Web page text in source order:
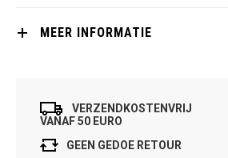
MEER INFORMATIE
VERZENDKOSTENVRIJ
VANAF 50 EURO
GEEN GEDOE RETOUR